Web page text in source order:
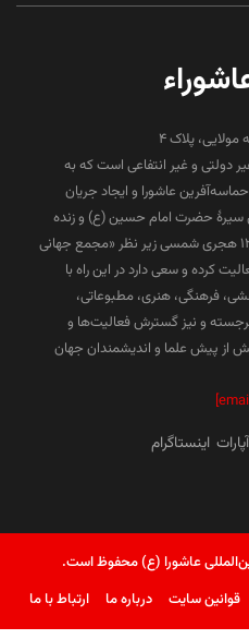
پلاک 4
دولتی و غیر انتفاعی است که به
عاشورا و ایجاد جریان
حضرت امام حسین (ع) و زنده
نگه داشتن فرهنگ عاشورا از سال ۱۳۹۳ هجری شمسی زیر نظر «مجمع جهانی
کرده و سعی دارد در این راه با
فرهنگی، هنری، مطبوعاتی،
برجسته و نیز گسترش فعالیت‌ها و
از پیش علما و اندیشمندان جهان
آپارات اینستاگرام
عاشورا (ع) محفوظ است.
قوانین سایت
درباره ما ارتباط با ما